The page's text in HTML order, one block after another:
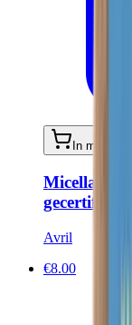
In mijn
Micellair
gecertificeerd
Avril
€8.00